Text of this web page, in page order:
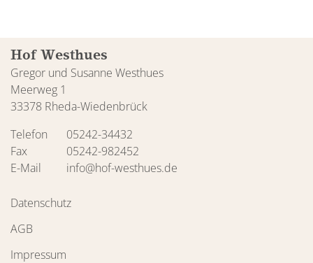
Hof Westhues
Gregor und Susanne Westhues
Meerweg 1
33378 Rheda-Wiedenbrück
Telefon
05242-34432
Fax
05242-982452
E-Mail
info@hof-westhues.de
Datenschutz
AGB
Impressum